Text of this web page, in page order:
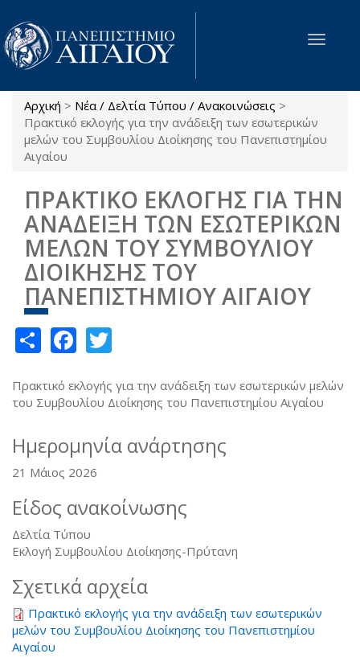
Παράκαμψη προς το κυρίως περιεχόμενο
Toggle
Είστε εδώ
Αρχική > Νέα / Δελτία Τύπου / Ανακοινώσεις >
Πρακτικό εκλογής για την ανάδειξη των εσωτερικών
µελών του Συµβουλίου Διοίκησης του Πανεπιστηµίου
Αιγαίου
ΠΡΑΚΤΙΚΟ ΕΚΛΟΓΗΣ ΓΙΑ ΤΗΝ
ΑΝΑΔΕΙΞΗ ΤΩΝ ΕΣΩΤΕΡΙΚΩΝ
ΜΕΛΩΝ ΤΟΥ ΣΥΜΒΟΥΛΙΟΥ
ΔΙΟΙΚΗΣΗΣ ΤΟΥ
ΠΑΝΕΠΙΣΤΗΜΙΟΥ ΑΙΓΑΙΟΥ
ShareFacebook
Πρακτικό εκλογής για την ανάδειξη των εσωτερικών µελών
του Συµβουλίου Διοίκησης του Πανεπιστηµίου Αιγαίου
Ημερομηνία ανάρτησης
21 Μάιος 2026
Είδος ανακοίνωσης
Δελτία Τύπου
Εκλογή Συμβουλίου Διοίκησης-Πρύτανη
Σχετικά αρχεία
Πρακτικό εκλογής για την ανάδειξη των εσωτερικών
µελών του Συµβουλίου Διοίκησης του Πανεπιστηµίου
Αιγαίου